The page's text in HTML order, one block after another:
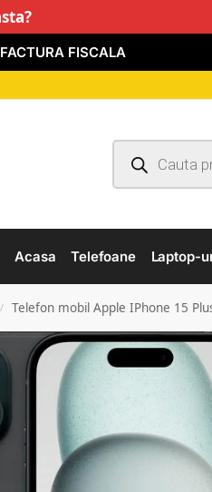
FISCALA
Acasa Telefoane Laptop-
/ Telefon mobil Apple IPhone 15